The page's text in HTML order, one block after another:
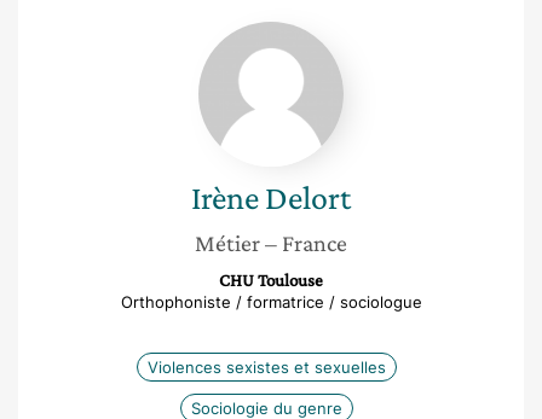
Irène
Delort
IrèneDelort
Métier– France
CHU Toulouse
Orthophoniste / formatrice / sociologue
Violences sexistes et sexuelles
Sociologie du genre